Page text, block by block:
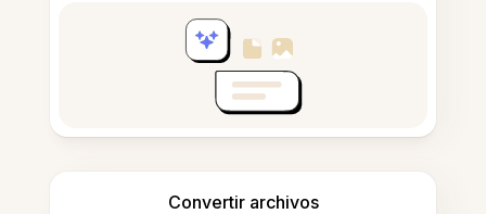
Convertir archivos